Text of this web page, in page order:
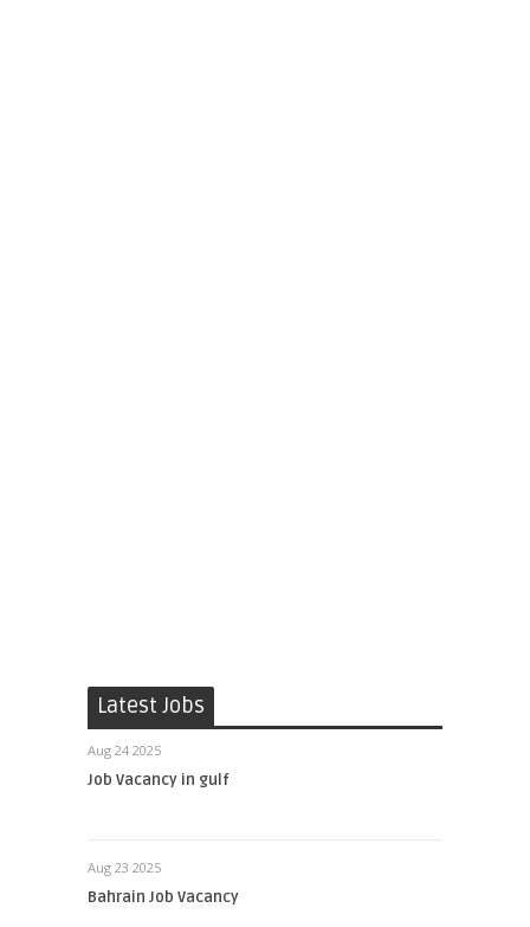
Latest Jobs
Aug 24 2025
Job Vacancy in gulf
Aug 23 2025
Bahrain Job Vacancy